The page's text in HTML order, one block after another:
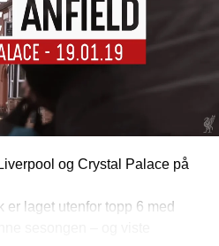
og Crystal Palace på
er laget utenfor topp 6 med